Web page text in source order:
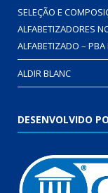
SELEÇÃO E
ALFABETIZADORES
ALFABETIZADO –
ALDIR BLANC
DESENVOLVIDO